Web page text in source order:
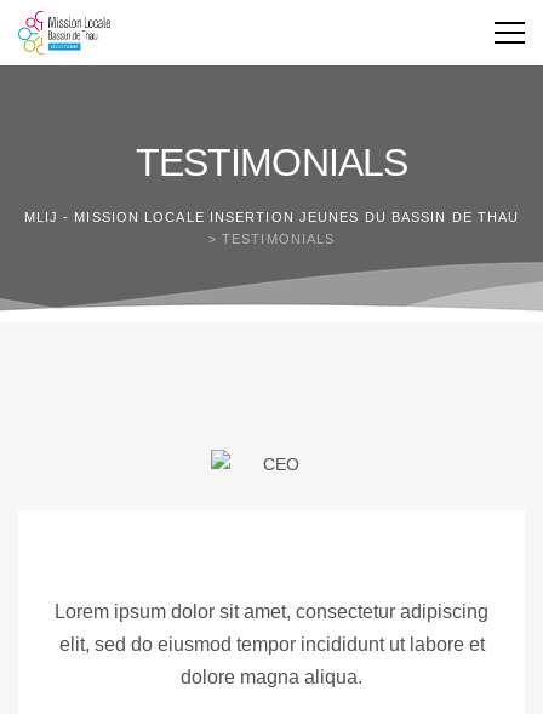
TESTIMONIALS
MLIJ - MISSION LOCALE INSERTION JEUNES DU BASSIN DE THAU
> TESTIMONIALS
Lorem ipsum dolor sit amet, consectetur adipiscing
elit, sed do eiusmod tempor incididunt ut labore et
dolore magna aliqua.